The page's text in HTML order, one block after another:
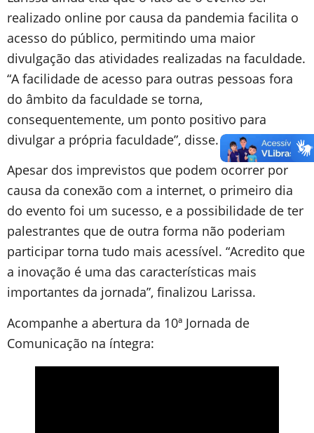
realizado online por causa da pandemia facilita o
acesso do público, permitindo uma maior
divulgação das atividades realizadas na faculdade.
“A facilidade de acesso para outras pessoas fora
do âmbito da faculdade se torna,
consequentemente, um ponto positivo para
divulgar a própria faculdade”, disse.
Apesar dos imprevistos que podem ocorrer por
causa da conexão com a internet, o primeiro dia
do evento foi um sucesso, e a possibilidade de ter
palestrantes que de outra forma não poderiam
participar torna tudo mais acessível. “Acredito que
a inovação é uma das características mais
importantes da jornada”, finalizou Larissa.
Acompanhe a abertura da 10ª Jornada de
Comunicação na íntegra: